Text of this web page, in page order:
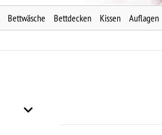
Bettwäsche Bettdecken Kissen Auflagen